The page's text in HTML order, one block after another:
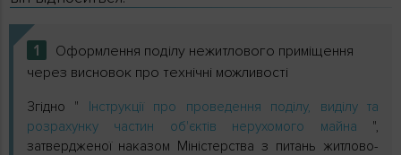
1
Оформлення поділу нежитлового приміщення
через висновок про технічні можливості
Згідно " Інструкції про проведення поділу, виділу та
розрахунку частин об'єктів нерухомого майна ",
затвердженої наказом Міністерства з питань житлово-